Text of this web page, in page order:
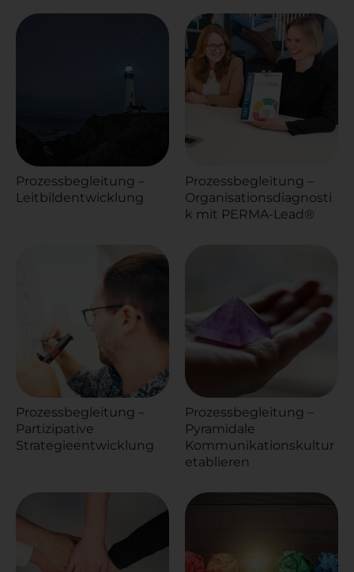
Prozessbegleitung –
Leitbildentwicklung
Prozessbegleitung –
Organisationsdiagnosti
k mit PERMA-Lead®
Prozessbegleitung –
Partizipative
Strategieentwicklung
Prozessbegleitung –
Pyramidale
Kommunikationskultur
etablieren